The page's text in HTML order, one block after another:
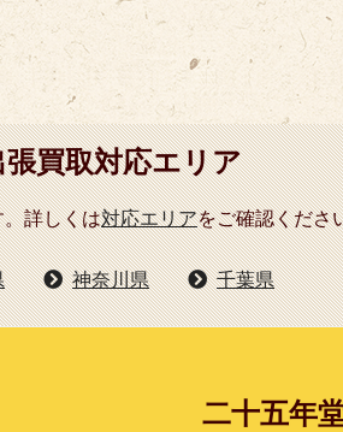
買取対応エリア
詳しくは対応エリアをご確認くださ
神奈川県 千葉県
二十五年